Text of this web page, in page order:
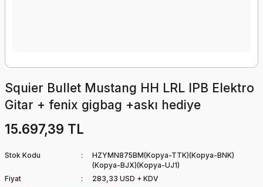
Squier Bullet Mustang HH LRL IPB Elektro
Gitar + fenix gigbag +askı hediye
15.697,39 TL
Stok Kodu
HZYMN875BM(Kopya-TTK)(Kopya-BNK)
(Kopya-BJX)(Kopya-UJ1)
Fiyat
283,33 USD + KDV